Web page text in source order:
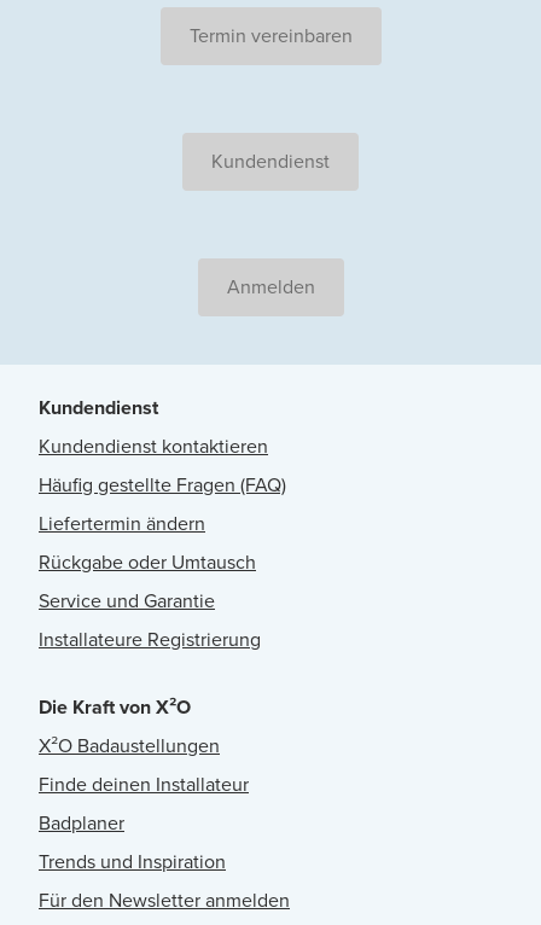
Termin vereinbaren
Kundendienst
Anmelden
Kundendienst
Kundendienst kontaktieren
Häufig gestellte Fragen (FAQ)
Liefertermin ändern
Rückgabe oder Umtausch
Service und Garantie
Installateure Registrierung
Die Kraft von X²O
X²O Badaustellungen
Finde deinen Installateur
Badplaner
Trends und Inspiration
Für den Newsletter anmelden